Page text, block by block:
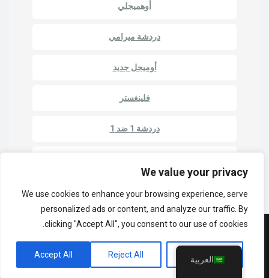
We value your privacy
We use cookies to enhance your browsing experience, serve
personalized ads or content, and analyze our traffic. By
clicking "Accept All", you consent to our use of cookies.
Customize
Reject All
Accept All
أوهميجلي
دردشة ميرامي
أوميجل جديد
فلينغستر
دردشة 1 ضد 1
سياسة الخصوصية الشروط والأحكام مواقع الدردشة العربية